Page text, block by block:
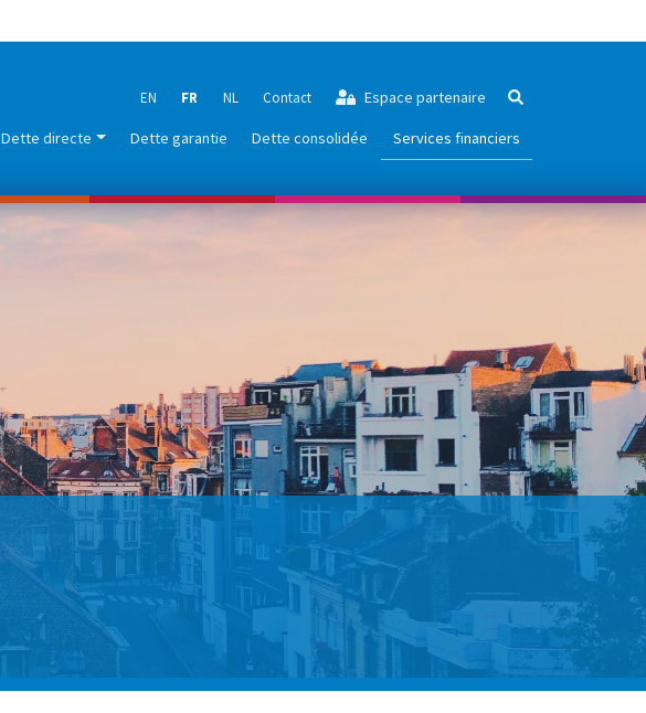
EN FR NL Contact
Espace partenaire
Dette directe Dette garantie Dette consolidée Services financiers